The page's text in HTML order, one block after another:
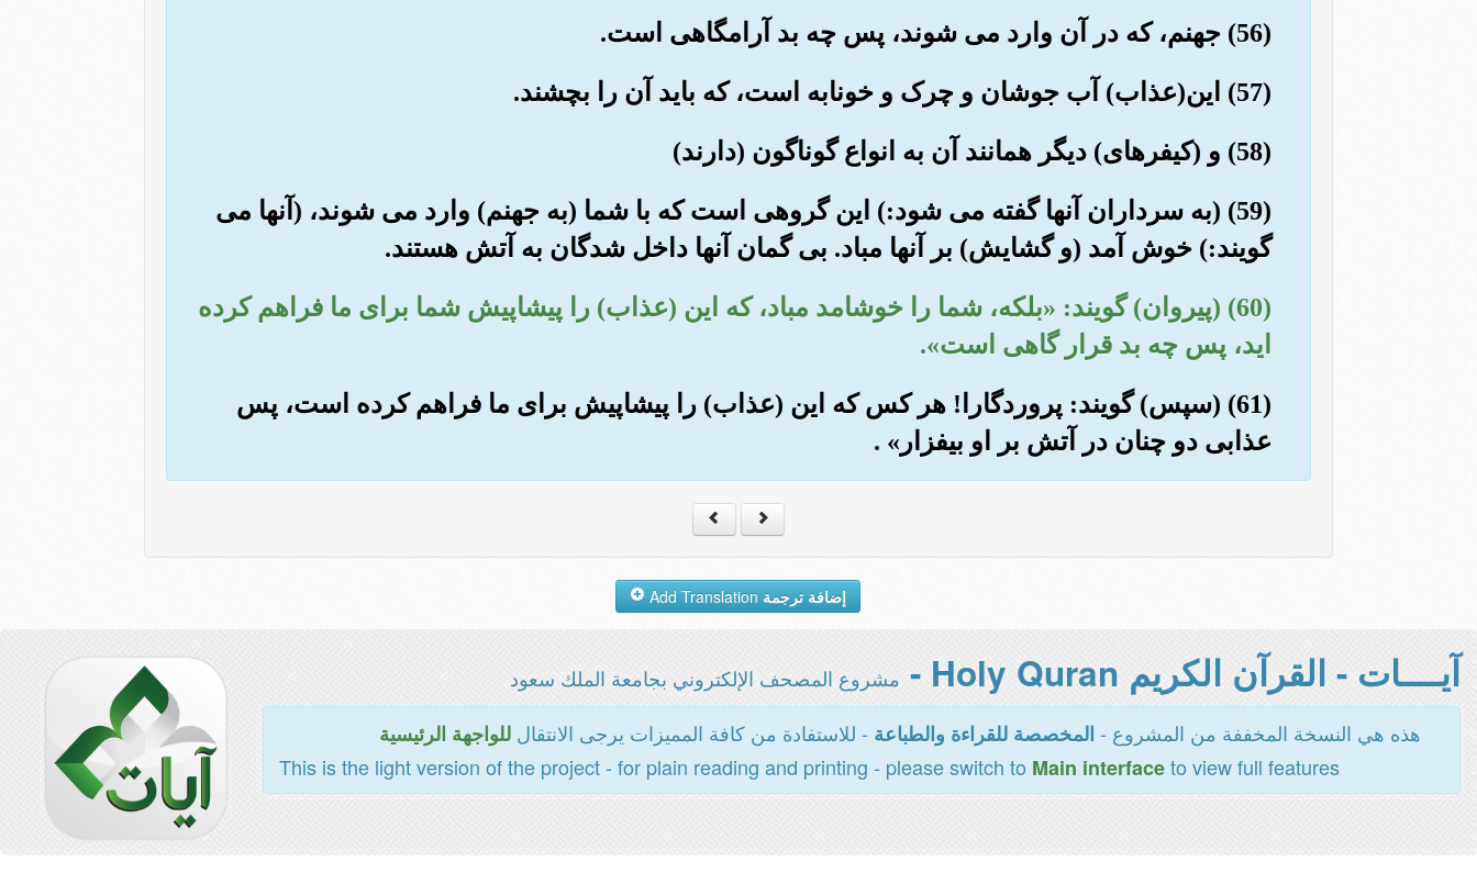
(56) جهنم، که در آن وارد می شوند، پس چه بد آرامگاهی است.
(57) این(عذاب) آب جوشان و چرک و خونابه است، که باید آن را بچشند.
(58) و (کیفرهای) دیگر همانند آن به انواع گوناگون (دارند)
(59) (به سرداران آنها گفته می شود:) این گروهی است که با شما (به جهنم) وارد می شوند، (آنها می
گویند:) خوش آمد (و گشایش) بر آنها مباد. بی گمان آنها داخل شدگان به آتش هستند.
(60) (پیروان) گویند: «بلکه، شما را خوشامد مباد، که این (عذاب) را پیشاپیش شما برای ما فراهم کرده
اید، پس چه بد قرار گاهی است».
(61) (سپس) گویند: پروردگارا! هر کس که این (عذاب) را پیشاپیش برای ما فراهم کرده است، پس
عذابی دو چنان در آتش بر او بیفزار» .
إضافة ترجمة
آيــــات - القرآن الكريم Holy Quran - مشروع المصحف الإلكتروني بجامعة الملك سعود
هذه هي النسخة المخففة من المشروع - المخصصة للقراءة والطباعة - للاستفادة من كافة المميزات يرجى الانتقالللواجهة الرئيسية
This is the light version of the project - for plain reading and printing - please switch to Main interfaceto view full features